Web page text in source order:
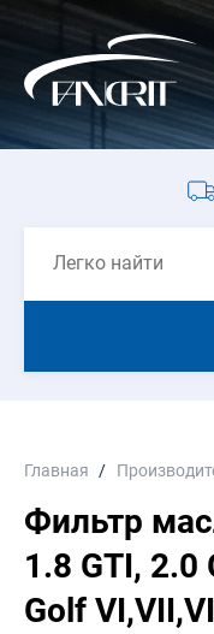
Главная
Фильтр
1.8 GTI, 2.0
Golf